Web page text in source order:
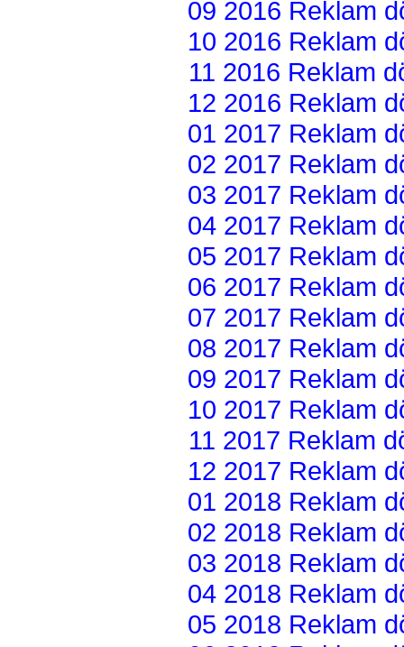
09 2016 Reklam
10 2016 Reklam
11 2016 Reklam
12 2016 Reklam
01 2017 Reklam
02 2017 Reklam
03 2017 Reklam
04 2017 Reklam
05 2017 Reklam
06 2017 Reklam
07 2017 Reklam
08 2017 Reklam
09 2017 Reklam
10 2017 Reklam
11 2017 Reklam
12 2017 Reklam
01 2018 Reklam
02 2018 Reklam
03 2018 Reklam
04 2018 Reklam
05 2018 Reklam